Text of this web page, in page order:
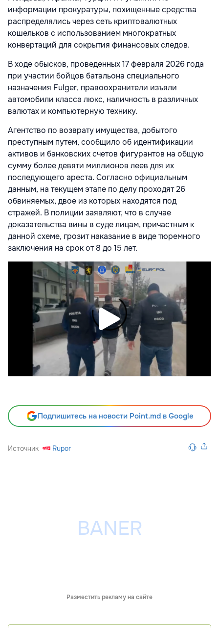
информации прокуратуры, похищенные средства
распределялись через сеть криптовалютных
кошельков с использованием многократных
конвертаций для сокрытия финансовых следов.
В ходе обысков, проведенных 17 февраля 2026 года
при участии бойцов батальона специального
назначения Fulger, правоохранители изъяли
автомобили класса люкс, наличность в различных
валютах и компьютерную технику.
Агентство по возврату имущества, добытого
преступным путем, сообщило об идентификации
активов и банковских счетов фигурантов на общую
сумму более девяти миллионов леев для их
последующего ареста. Согласно официальным
данным, на текущем этапе по делу проходят 26
обвиняемых, двое из которых находятся под
стражей. В полиции заявляют, что в случае
доказательства вины в суде лицам, причастным к
данной схеме, грозит наказание в виде тюремного
заключения на срок от 8 до 15 лет.
Подпишитесь на новости Point.md в Google
Источник Rupor
Разместить рекламу на сайте